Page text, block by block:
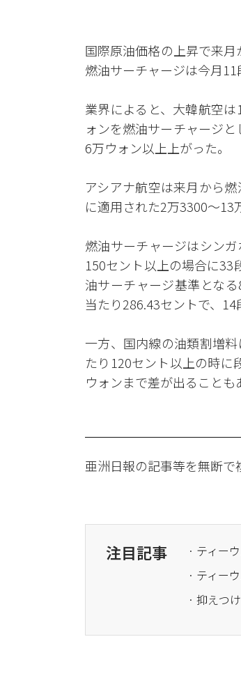
国際原油価格の上昇で来
燃油サーチャージは今月11
業界によると、大韓航空
ォンを燃油サーチャージ
6万ウォン以上上がった。
アシアナ航空は来月から
に適用された2万3300～13
燃油サーチャージはシン
150セント以上の場合に
油サーチャージ基準とな
当たり286.43セントで、14
一方、国内線の油類割増
たり120セント以上の時に
ウォンまで差が出ることも
亜洲日報の記事等を無断で
注目記事
· ティー
· ティー
· 抑えつ